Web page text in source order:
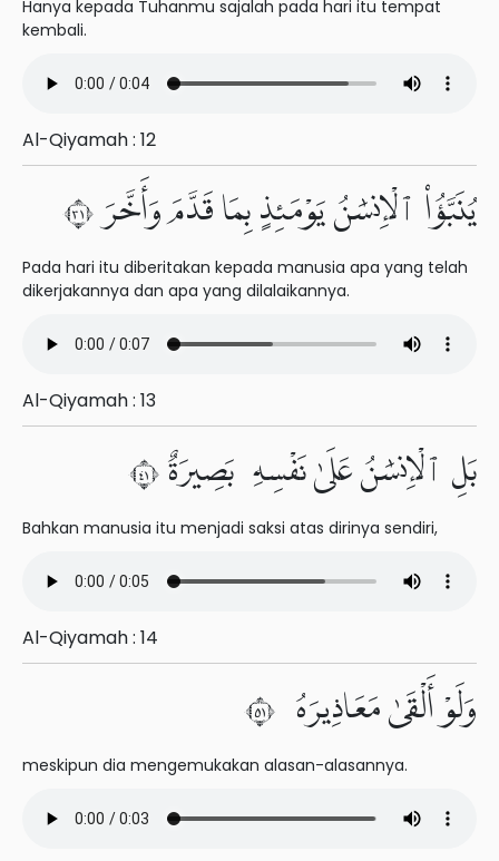
Hanya kepada Tuhanmu sajalah pada hari itu tempat
kembali.
Al-Qiyamah : 12
يُنَبَّؤُا۟ ٱلْإِنسَٰنُ يَوْمَئِذٍۭ بِمَا قَدَّمَ وَأَخَّرَ ١٣
Pada hari itu diberitakan kepada manusia apa yang telah
dikerjakannya dan apa yang dilalaikannya.
Al-Qiyamah : 13
بَلِ ٱلْإِنسَٰنُ عَلَىٰ نَفْسِهِۦ بَصِيرَةٌ ١٤
Bahkan manusia itu menjadi saksi atas dirinya sendiri,
Al-Qiyamah : 14
وَلَوْ أَلْقَىٰ مَعَاذِيرَهُۥ ١٥
meskipun dia mengemukakan alasan-alasannya.